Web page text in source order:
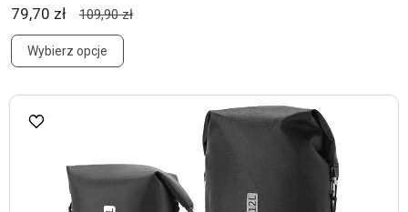
79,70 zł 109,90 zł
Wybierz opcje